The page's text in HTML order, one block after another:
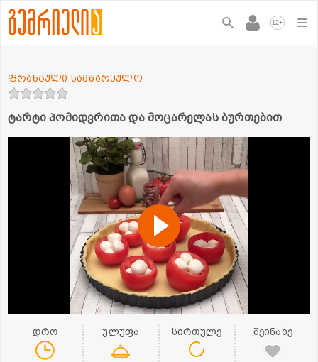
12+
ტარტი პომიდვრითა და მოცარელას ბურთებით
ფრანგული სამზარეულო
დრო ულუფა სირთულე შეინახე